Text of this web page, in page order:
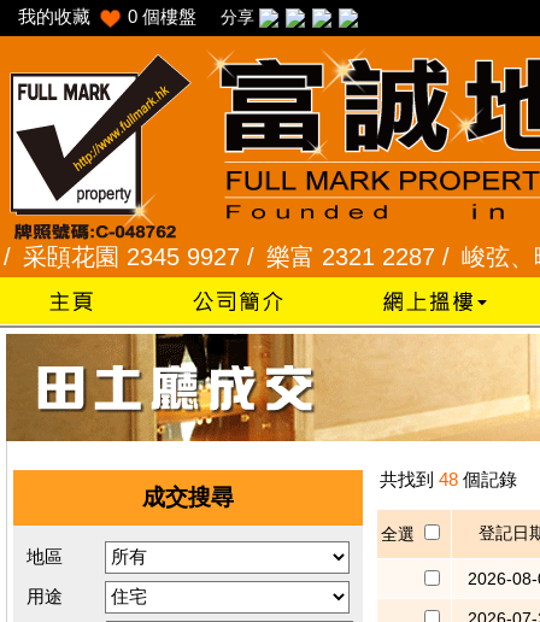
我的收藏 0 個樓盤 分享
頣花園 2345 9927 /樂富 2321 2287 /峻弦、曉
成交搜尋
地區
用途
共找到 48 個記錄
全選 登記日
2026-